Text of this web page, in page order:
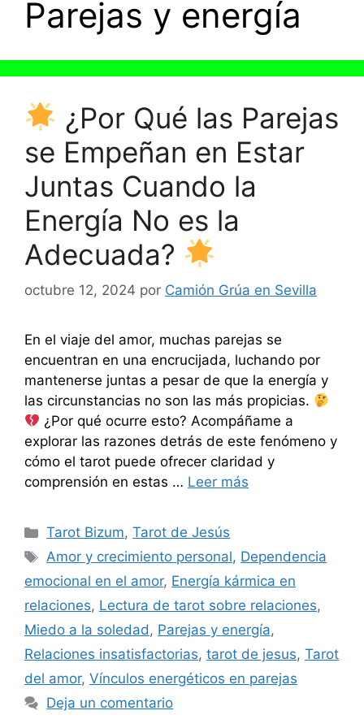
Parejas y energía
¿Por Qué las Parejas
se Empeñan en Estar
Juntas Cuando la
Energía No es la
Adecuada?
octubre 12, 2024 por Camión Grúa en Sevilla
En el viaje del amor, muchas parejas se
encuentran en una encrucijada, luchando por
mantenerse juntas a pesar de que la energía y
las circunstancias no son las más propicias.
¿Por qué ocurre esto? Acompáñame a
explorar las razones detrás de este fenómeno y
cómo el tarot puede ofrecer claridad y
comprensión en estas … Leer más
Categorías
Tarot Bizum,Tarot de Jesús
Etiquetas
Amor y crecimiento personal, Dependencia
emocional en el amor, Energía kármica en
relaciones, Lectura de tarot sobre relaciones,
Miedo a la soledad, Parejas y energía,
Relaciones insatisfactorias, tarot de jesus, Tarot
del amor, Vínculos energéticos en parejas
Deja un comentario